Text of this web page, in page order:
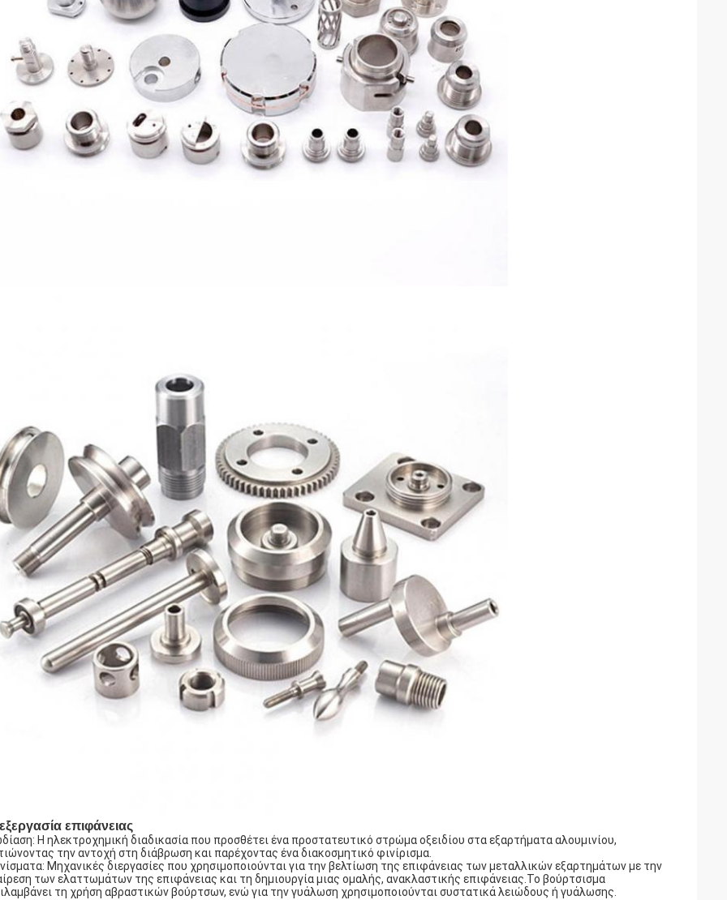
επιφάνειας
Η ηλεκτροχημική διαδικασία που προσθέτει ένα προστατευτικό στρώμα οξειδίου στα εξαρτήματα αλουμινίου,
την αντοχή στη διάβρωση και παρέχοντας ένα διακοσμητικό φινίρισμα.
Μηχανικές διεργασίες που χρησιμοποιούνται για την βελτίωση της επιφάνειας των μεταλλικών εξαρτημάτων με την
των ελαττωμάτων της επιφάνειας και τη δημιουργία μιας ομαλής, ανακλαστικής επιφάνειας.Το βούρτσισμα
τη χρήση αβραστικών βούρτσων, ενώ για την γυάλωση χρησιμοποιούνται συστατικά λειώδους ή γυάλωσης.